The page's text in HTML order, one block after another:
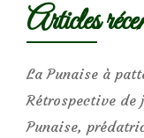
Articles
La Punaise à
Rétrospective
Punaise,